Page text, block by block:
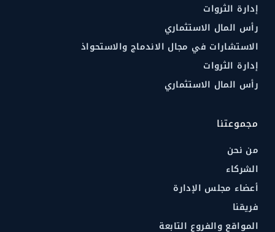
إدارة الثروات
رأس المال الاستثماري
الاستشارات في مجال الاندماج والاستحواذ
إدارة الثروات
رأس المال الاستثماري
مجموعتنا
من نحن
الشركاء
أعضاء مجلس الإدارة
فريقنا
المواقع والفروع التابعة